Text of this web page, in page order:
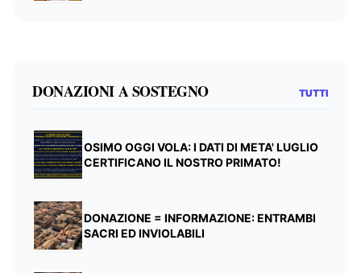
DONAZIONI A SOSTEGNO TUTTI
OSIMO OGGI VOLA: I DATI DI META' LUGLIO
CERTIFICANO IL NOSTRO PRIMATO!
DONAZIONE = INFORMAZIONE: ENTRAMBI
SACRI ED INVIOLABILI